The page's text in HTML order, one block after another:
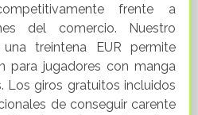
frente a
del comercio. Nuestro
treintena EUR permite
para jugadores con manga
Los giros gratuitos incluidos
de conseguir carente